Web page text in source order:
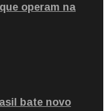
operam na
bate novo